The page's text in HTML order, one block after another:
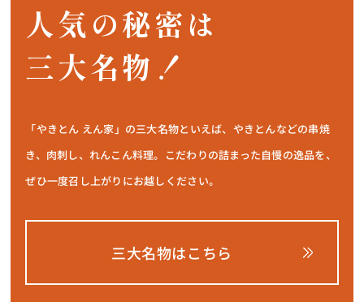
人気の秘密は
三大名物！
「やきとん えん家」の三大名物といえば、やきとんなどの串焼
き、肉刺し、れんこん料理。こだわりの詰まった自慢の逸品を、
ぜひ一度召し上がりにお越しください。
三大名物はこちら